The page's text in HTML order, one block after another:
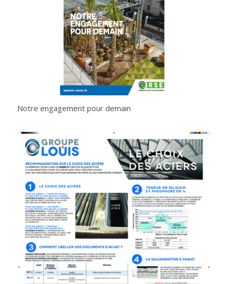
Notre engagement pour demain